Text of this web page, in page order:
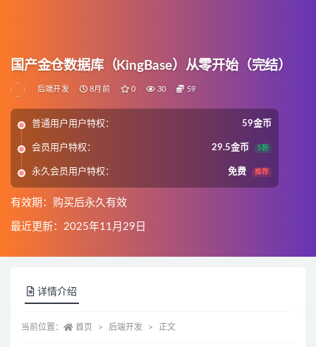
国产金仓数据库（KingBase）从零开始（完结）
后端开发 8月前 0 30 59
普通用户用户特权： 59金币
会员用户特权： 29.5金币 5折
永久会员用户特权： 免费 推荐
有效期：购买后永久有效
最近更新：2025年11月29日
详情介绍
当前位置： 首页 后端开发 正文